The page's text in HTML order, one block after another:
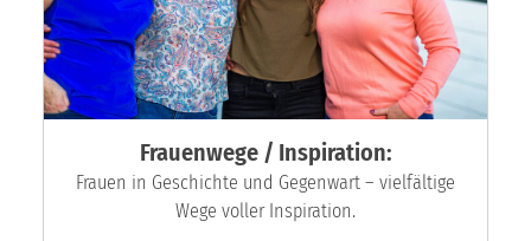
Frauenwege / Inspiration:
Frauen in Geschichte und Gegenwart – vielfältige
Wege voller Inspiration.